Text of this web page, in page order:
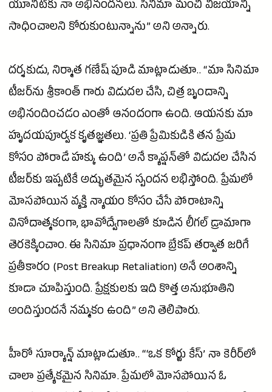
యూనిట్‌కు నా అభినందనలు. సినిమా మంచి విజయాన్ని
సాధించాలని కోరుకుంటున్నాను” అని అన్నారు.
దర్శకుడు,నిర్మాతగణేష్ పూడి మాట్లాడుతూ.. “మాసినిమా
టీజర్‌ను శ్రీకాంత్గారు విడుదల చేసి, చిత్ర బృందాన్ని
అభినందించడం ఎంతో ఆనందంగా ఉంది. ఆయనకు మా
హృదయపూర్వక కృతజ్ఞతలు. ‘ప్రతి ప్రేమికుడికి తనప్రేమ
కోసం పోరాడే హక్కు ఉంది’ అనే క్యాప్షన్‌తో విడుదల చేసిన
టీజర్‌కు ఇప్పటికే అద్భుతమైన స్పందన లభిస్తోంది. ప్రేమలో
మోసపోయిన వ్యక్తి న్యాయం కోసం చేసే పోరాటాన్ని
వినోదాత్మకంగా, భావోద్వేగాలతో కూడిన లీగల్ డ్రామాగా
తెరకెక్కించాం. ఈ సినిమా ప్రధానంగా బ్రేకప్ తర్వాత జరిగే
ప్రతీకారం (Post Breakup Retaliation) అనే అంశాన్ని
కూడా చూపిస్తుంది. ప్రేక్షకులకు ఇది కొత్త అనుభూతిని
అందిస్తుందనే నమ్మకం ఉంది” అని తెలిపారు.
హీరో సూర్యాన్ష్ మాట్లాడుతూ.. “‘ఒక కోర్టు కేస్’ నా కెరీర్‌లో
చాలా ప్రత్యేకమైన సినిమా. ప్రేమలో మోసపోయిన ఓ